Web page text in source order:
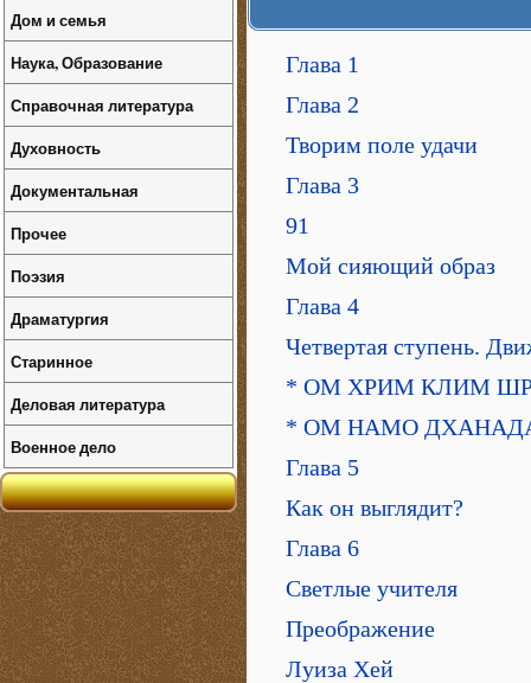
Глава 1
Глава 2
Творим поле удачи
Глава 3
91
Мой сияющий образ
Глава 4
Четвертая ступень.
* ОМ ХРИМ КЛИМ
* ОМ НАМО
Глава 5
Как он выглядит?
Глава 6
Светлые учителя
Преображение
Луиза Хей
Дом и семья
Наука, Образование
Справочная литература
Духовность
Документальная
Прочее
Поэзия
Драматургия
Старинное
Деловая литература
Военное дело